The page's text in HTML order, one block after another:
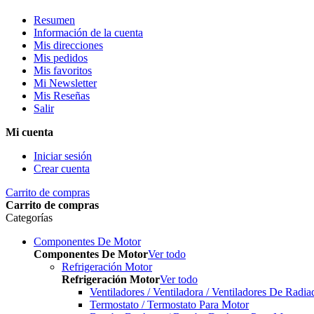
Resumen
Información de la cuenta
Mis direcciones
Mis pedidos
Mis favoritos
Mi Newsletter
Mis Reseñas
Salir
Mi cuenta
Iniciar sesión
Crear cuenta
Carrito de compras
Carrito de compras
Categorías
Componentes De Motor
Componentes De MotorVer todo
Refrigeración Motor
Refrigeración MotorVer todo
Ventiladores / Ventiladora / Ventiladores De
Termostato / Termostato Para Motor